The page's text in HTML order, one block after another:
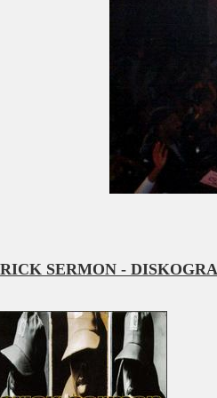
SERMON -